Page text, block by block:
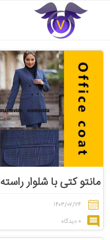
مانتو کتی با شلوار راسته
۱۴۰۳/۰۷/۲۴
0 دیدگاه